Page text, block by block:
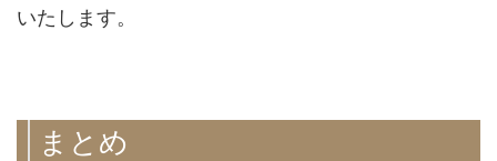
いたします。
まとめ